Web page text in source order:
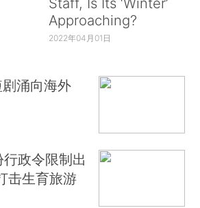
Approaching?
2022年04月01日
涌向海外
政令限制出
击生育旅游